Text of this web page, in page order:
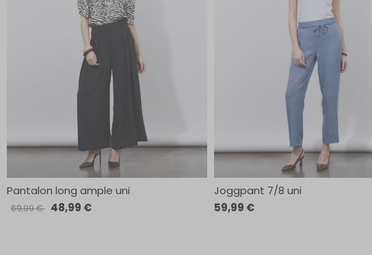
Pantalon long ample uni
69,99 € 48,99 €
Joggpant 7/8 uni
59,99 €